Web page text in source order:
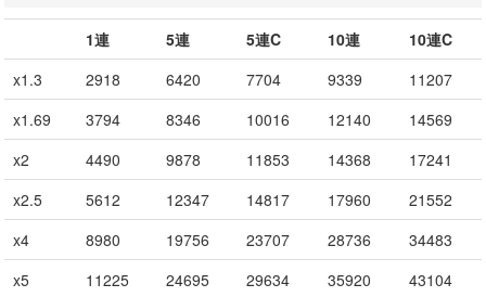
1連 5連 5連C 10連
10連C
x1.3
2918 6420 7704 9339
11207
x1.69
3794 8346 10016 12140
14569
x2
4490 9878 11853 14368
17241
x2.5
5612 12347 14817 17960
21552
x4
8980 19756 23707 28736
34483
x5
11225 24695 29634 35920
43104